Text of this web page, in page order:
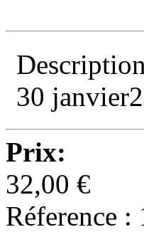
30
Prix:
32,00 €
Réference :